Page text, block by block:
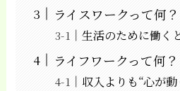
ライスワークって何？
生活のために働く
ライフワークって何？
収入よりも“心が